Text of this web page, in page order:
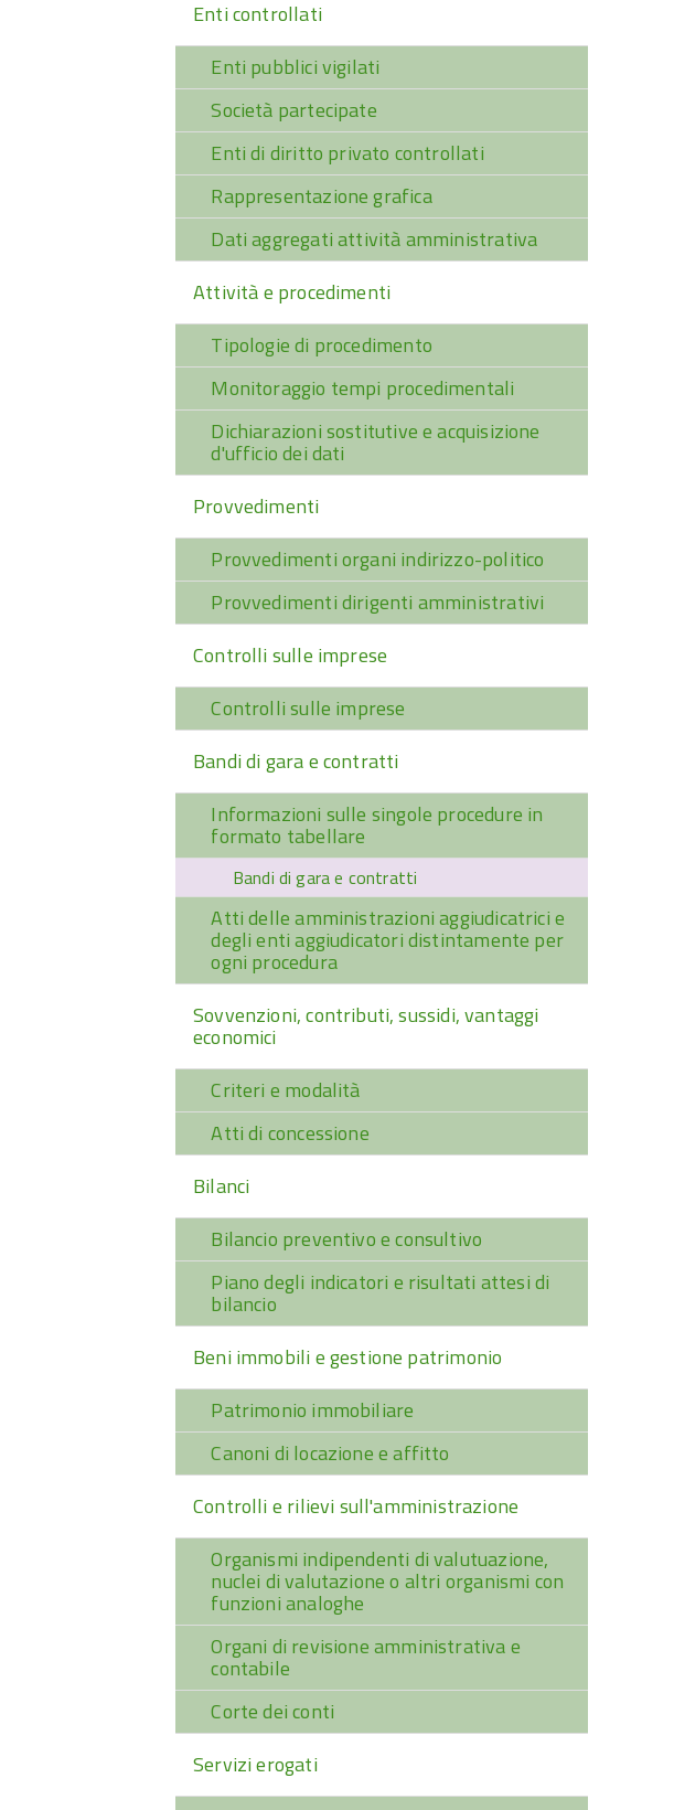
Enti controllati
Enti pubblici vigilati
Società partecipate
Enti di diritto privato controllati
Rappresentazione grafica
Dati aggregati attività amministrativa
Attività e procedimenti
Tipologie di procedimento
Monitoraggio tempi procedimentali
Dichiarazioni sostitutive e acquisizione
d'ufficio dei dati
Provvedimenti
Provvedimenti organi indirizzo-politico
Provvedimenti dirigenti amministrativi
Controlli sulle imprese
Controlli sulle imprese
Bandi di gara e contratti
Informazioni sulle singole procedure in
formato tabellare
Bandi di gara e contratti
Atti delle amministrazioni aggiudicatrici e
degli enti aggiudicatori distintamente per
ogni procedura
Sovvenzioni, contributi, sussidi, vantaggi
economici
Criteri e modalità
Atti di concessione
Bilanci
Bilancio preventivo e consultivo
Piano degli indicatori e risultati attesi di
bilancio
Beni immobili e gestione patrimonio
Patrimonio immobiliare
Canoni di locazione e affitto
Controlli e rilievi sull'amministrazione
Organismi indipendenti di valutuazione,
nuclei di valutazione o altri organismi con
funzioni analoghe
Organi di revisione amministrativa e
contabile
Corte dei conti
Servizi erogati